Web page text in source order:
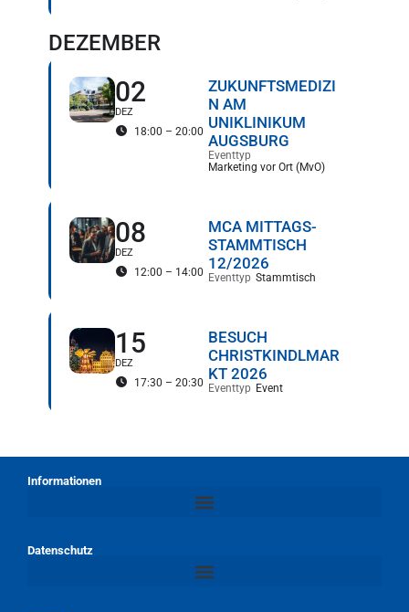
DEZEMBER
02
DEZ
18:00 – 20:00
ZUKUNFTSMEDIZI
N AM
UNIKLINIKUM
AUGSBURG
Eventtyp
Marketing vor Ort (MvO)
08
DEZ
12:00 – 14:00
MCA MITTAGS-
STAMMTISCH
12/2026
Eventtyp Stammtisch
15
DEZ
17:30 – 20:30
BESUCH
CHRISTKINDLMAR
KT 2026
Eventtyp Event
Informationen
Datenschutz